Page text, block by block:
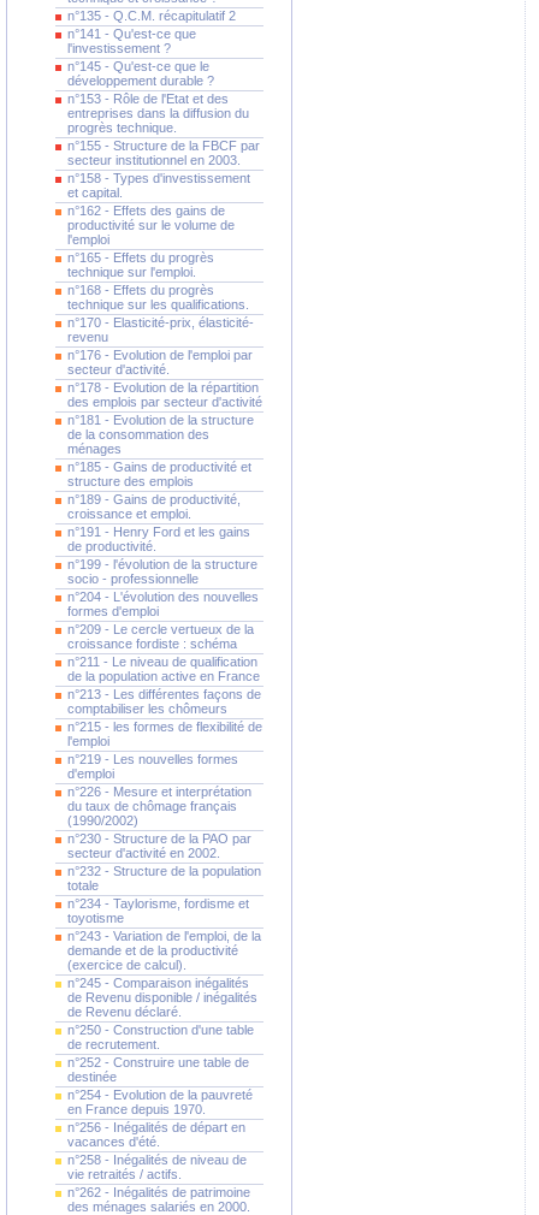
n°135 - Q.C.M. récapitulatif 2
n°141 - Qu'est-ce que
l'investissement ?
n°145 - Qu'est-ce que le
développement durable ?
n°153 - Rôle de l'Etat et des
entreprises dans la diffusion du
progrès technique.
n°155 - Structure de la FBCF par
secteur institutionnel en 2003.
n°158 - Types d'investissement
et capital.
n°162 - Effets des gains de
productivité sur le volume de
l'emploi
n°165 - Effets du progrès
technique sur l'emploi.
n°168 - Effets du progrès
technique sur les qualifications.
n°170 - Elasticité-prix, élasticité-
revenu
n°176 - Evolution de l'emploi par
secteur d'activité.
n°178 - Evolution de la répartition
des emplois par secteur d'activité
n°181 - Evolution de la structure
de la consommation des
ménages
n°185 - Gains de productivité et
structure des emplois
n°189 - Gains de productivité,
croissance et emploi.
n°191 - Henry Ford et les gains
de productivité.
n°199 - l'évolution de la structure
socio - professionnelle
n°204 - L'évolution des nouvelles
formes d'emploi
n°209 - Le cercle vertueux de la
croissance fordiste : schéma
n°211 - Le niveau de qualification
de la population active en France
n°213 - Les différentes façons de
comptabiliser les chômeurs
n°215 - les formes de flexibilité de
l'emploi
n°219 - Les nouvelles formes
d'emploi
n°226 - Mesure et interprétation
du taux de chômage français
(1990/2002)
n°230 - Structure de la PAO par
secteur d'activité en 2002.
n°232 - Structure de la population
totale
n°234 - Taylorisme, fordisme et
toyotisme
n°243 - Variation de l'emploi, de la
demande et de la productivité
(exercice de calcul).
n°245 - Comparaison inégalités
de Revenu disponible / inégalités
de Revenu déclaré.
n°250 - Construction d'une table
de recrutement.
n°252 - Construire une table de
destinée
n°254 - Evolution de la pauvreté
en France depuis 1970.
n°256 - Inégalités de départ en
vacances d'été.
n°258 - Inégalités de niveau de
vie retraités / actifs.
n°262 - Inégalités de patrimoine
des ménages salariés en 2000.